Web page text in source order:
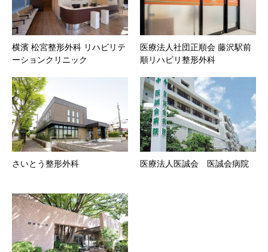
横濱 松宮整形外科 リハビリテ
ーションクリニック
医療法人社団正順会 藤沢駅前
順リハビリ整形外科
さいとう整形外科 医療法人医誠会 医誠会病院